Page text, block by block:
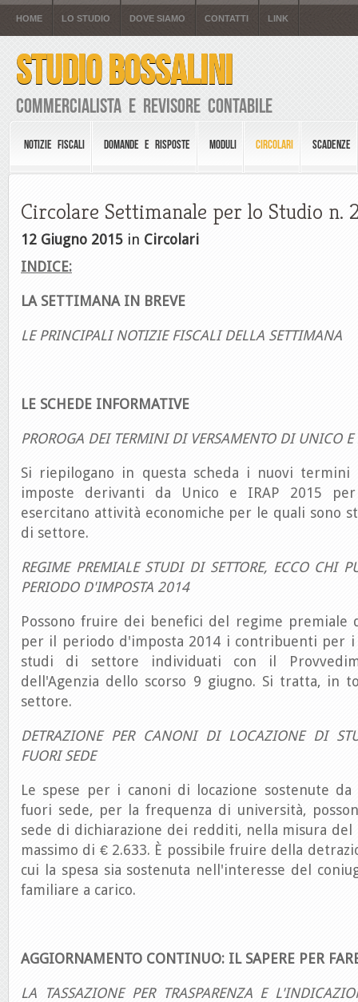
HOME LO STUDIO DOVE SIAMO CONTATTI LINK
STUDIO BOSSALINI
Commercialista e Revisore Contabile
NOTIZIE FISCALI DOMANDE E RISPOSTE MODULI CIRCOLARI SCADENZE
Circolare Settimanale per lo Studio n.
12 Giugno 2015 in Circolari
INDICE:
LA SETTIMANA IN BREVE
LE PRINCIPALI NOTIZIE FISCALI DELLA SETTIMANA
LE SCHEDE INFORMATIVE
PROROGA DEI TERMINI DI VERSAMENTO DI UNICO
Si riepilogano in questa scheda i nuovi termini
imposte derivanti da Unico e IRAP 2015
esercitano attività economiche per le quali sono
di settore.
REGIME PREMIALE STUDI DI SETTORE, ECCO CHI
PERIODO D'IMPOSTA 2014
Possono fruire dei benefici del regime premiale
per il periodo d'imposta 2014 i contribuenti per i
studi di settore individuati con il
dell'Agenzia dello scorso 9 giugno. Si tratta, in
settore.
DETRAZIONE PER CANONI DI LOCAZIONE DI
FUORI SEDE
Le spese per i canoni di locazione sostenute
fuori sede, per la frequenza di università,
sede di dichiarazione dei redditi, nella misura
massimo di € 2.633. È possibile fruire della
cui la spesa sia sostenuta nell'interesse del
familiare a carico.
AGGIORNAMENTO CONTINUO: IL SAPERE PER
LA TASSAZIONE PER TRASPARENZA E